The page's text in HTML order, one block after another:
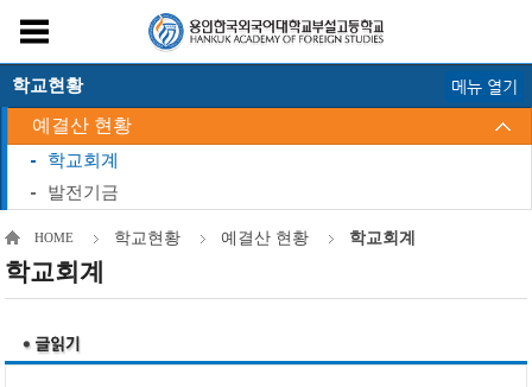
학교현황
예결산 현황
학교회계
발전기금
메뉴 열기
HOME 학교현황 예결산 현황 학교회계
학교회계